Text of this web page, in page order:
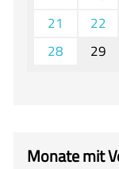
Unsere
Downloads
Unter-,
itslearning
21
22
28
29
Monate mit